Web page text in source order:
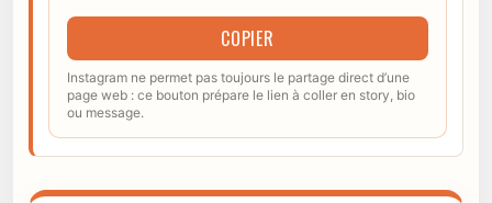
COPIER
Instagram ne permet pas toujours le partage direct d’une
page web : ce bouton prépare le lien à coller en story, bio
ou message.